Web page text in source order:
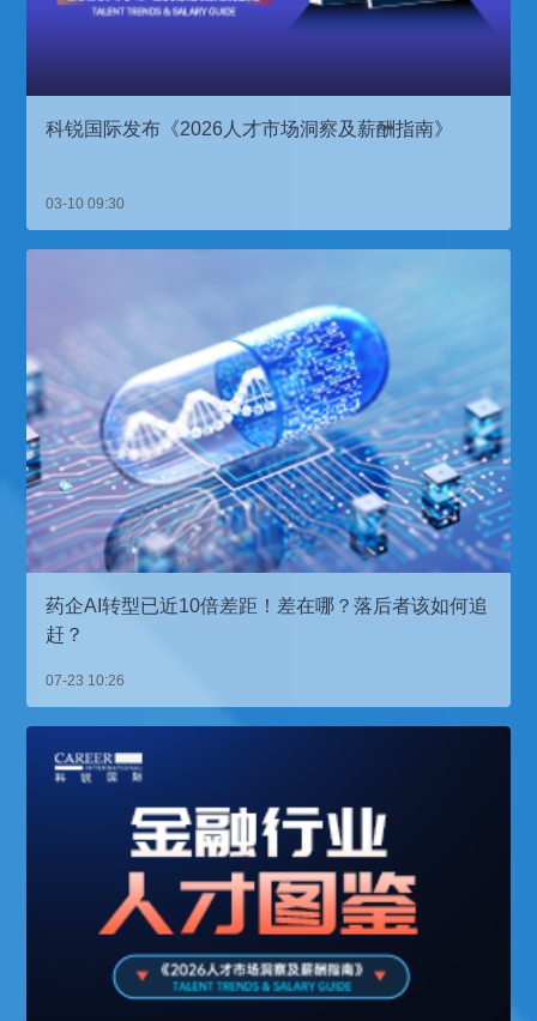
科锐国际发布《2026人才市场洞察及薪酬指南》
03-10 09:30
药企AI转型已近10倍差距！差在哪？落后者该如何追
赶？
07-23 10:26